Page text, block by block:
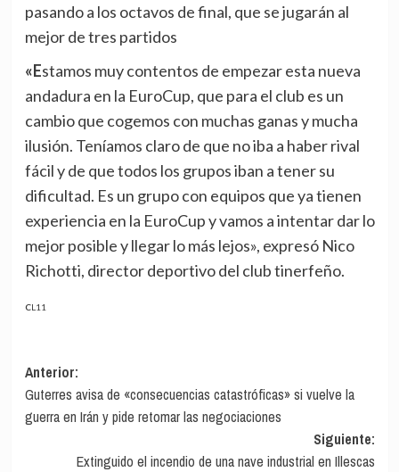
pasando a los octavos de final, que se jugarán al
mejor de tres partidos
«Estamos muy contentos de empezar esta nueva
andadura en la EuroCup, que para el club es un
cambio que cogemos con muchas ganas y mucha
ilusión. Teníamos claro de que no iba a haber rival
fácil y de que todos los grupos iban a tener su
dificultad. Es un grupo con equipos que ya tienen
experiencia en la EuroCup y vamos a intentar dar lo
mejor posible y llegar lo más lejos», expresó Nico
Richotti, director deportivo del club tinerfeño.
CL11
Navegación
de
entradas
Anterior:
Guterres avisa de «consecuencias catastróficas» si vuelve la
guerra en Irán y pide retomar las negociaciones
Siguiente:
Extinguido el incendio de una nave industrial en Illescas